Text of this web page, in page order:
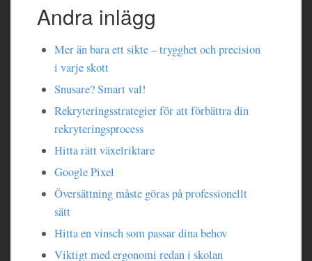
Andra inlägg
Mer än bara ett sikte – trygghet och precision
i varje skott
Snusare? Smart val!
Rekryteringsstrategier för att förbättra din
rekryteringsprocess
Hitta rätt växelriktare
Google Pixel
Översättning måste göras på professionellt
sätt
Hitta en vinsch som passar dina behov
Viktigt med ergonomi redan i skolan